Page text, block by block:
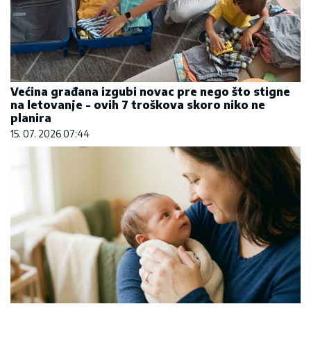
Većina građana izgubi novac pre nego što stigne
na letovanje - ovih 7 troškova skoro niko ne
planira
15. 07. 2026 07:44